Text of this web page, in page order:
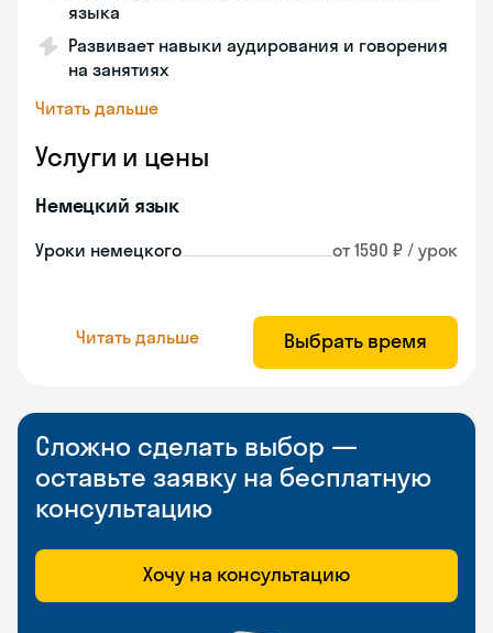
языка
Развивает навыки аудирования и говорения
на занятиях
Читать дальше
Услуги и цены
Немецкий язык
Уроки немецкого от 1590 ₽ / урок
Читать дальше Выбрать время
Сложно сделать выбор —
оставьте заявку на бесплатную
консультацию
Хочу на консультацию